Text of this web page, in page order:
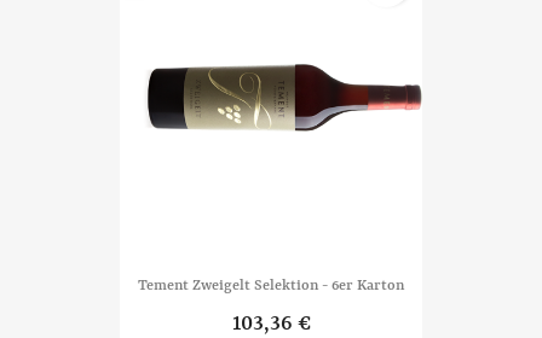
Tement Zweigelt Selektion - 6er Karton
103,36 €